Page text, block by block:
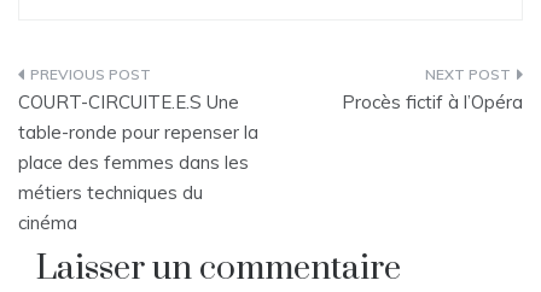
Navigation
de
l’article
COURT-CIRCUITE.E.S Une
table-ronde pour repenser la
place des femmes dans les
métiers techniques du
cinéma
Procès fictif à l’Opéra
Laisser un commentaire